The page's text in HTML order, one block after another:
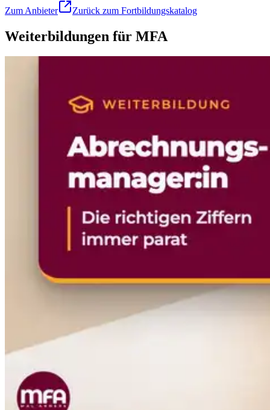
Zum Anbieter
Zurück zum Fortbildungskatalog
Weiterbildungen für MFA